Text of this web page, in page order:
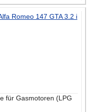
Romeo 147 GTA 3.2 i
für Gasmotoren (LPG